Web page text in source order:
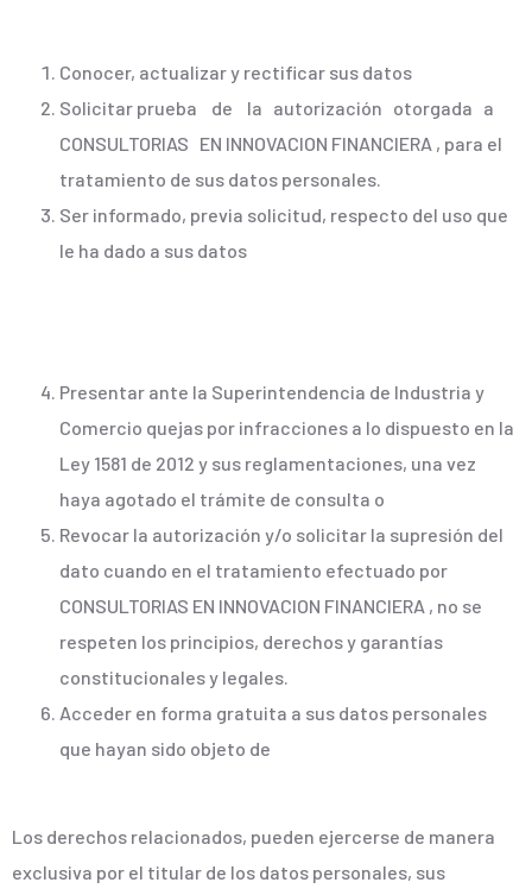
Conocer, actualizar y rectificar sus datos
Solicitar prueba de la autorización otorgada a
CONSULTORIAS EN INNOVACION FINANCIERA , para el
tratamiento de sus datos personales.
Ser informado, previa solicitud, respecto del uso que
le ha dado a sus datos
Presentar ante la Superintendencia de Industria y
Comercio quejas por infracciones a lo dispuesto en la
Ley 1581 de 2012 y sus reglamentaciones, una vez
haya agotado el trámite de consulta o
Revocar la autorización y/o solicitar la supresión del
dato cuando en el tratamiento efectuado por
CONSULTORIAS EN INNOVACION FINANCIERA , no se
respeten los principios, derechos y garantías
constitucionales y legales.
Acceder en forma gratuita a sus datos personales
que hayan sido objeto de
Los derechos relacionados, pueden ejercerse de manera
exclusiva por el titular de los datos personales, sus